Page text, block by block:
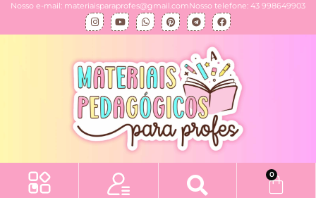
Nosso e-mail: materiaisparaprofes@gmail.comNosso telefone: 43 998649903
0